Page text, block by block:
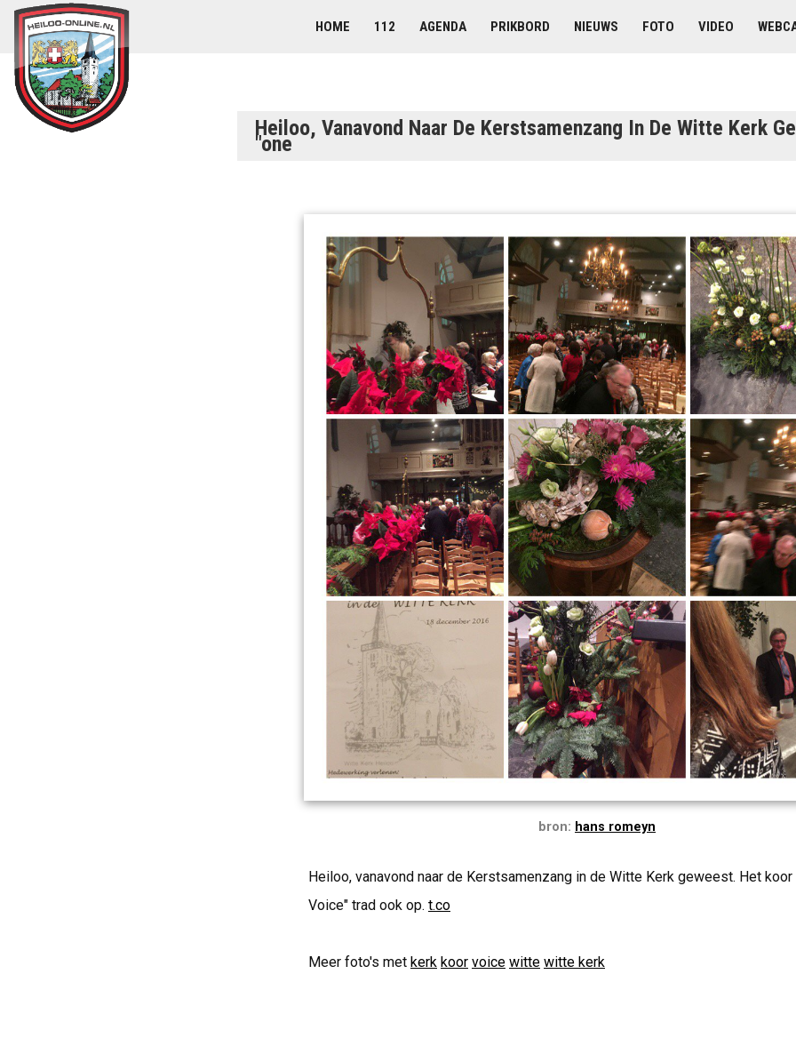
HOME 112 AGENDA PRIKBORD NIEUWS FOTO VIDEO
Heiloo, Vanavond Naar De Kerstsamenzang In De Witte Kerk
"one
bron: hans romeyn
Heiloo, vanavond naar de Kerstsamenzang in de Witte Kerk geweest. Het koor
Voice" trad ook op. t.co
Meer foto's met kerk koor voice witte witte kerk